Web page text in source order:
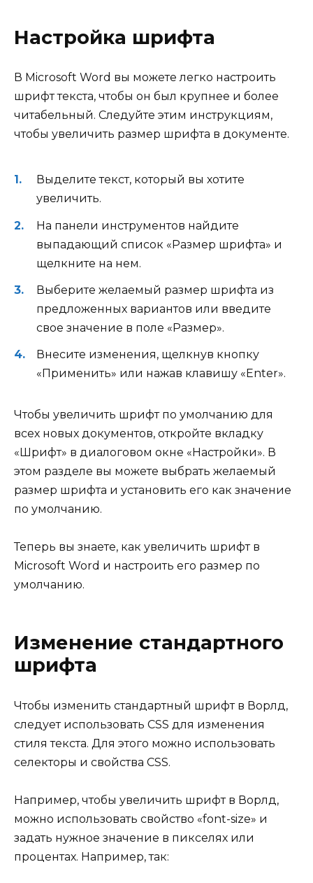
Настройка шрифта
В Microsoft Word вы можете легко настроить
шрифт текста, чтобы он был крупнее и более
читабельный. Следуйте этим инструкциям,
чтобы увеличить размер шрифта в документе.
Выделите текст, который вы хотите
увеличить.
На панели инструментов найдите
выпадающий список «Размер шрифта» и
щелкните на нем.
Выберите желаемый размер шрифта из
предложенных вариантов или введите
свое значение в поле «Размер».
Внесите изменения, щелкнув кнопку
«Применить» или нажав клавишу «Enter».
Чтобы увеличить шрифт по умолчанию для
всех новых документов, откройте вкладку
«Шрифт» в диалоговом окне «Настройки». В
этом разделе вы можете выбрать желаемый
размер шрифта и установить его как значение
по умолчанию.
Теперь вы знаете, как увеличить шрифт в
Microsoft Word и настроить его размер по
умолчанию.
Изменение стандартного
шрифта
Чтобы изменить стандартный шрифт в Ворлд,
следует использовать CSS для изменения
стиля текста. Для этого можно использовать
селекторы и свойства CSS.
Например, чтобы увеличить шрифт в Ворлд,
можно использовать свойство «font-size» и
задать нужное значение в пикселях или
процентах. Например, так: